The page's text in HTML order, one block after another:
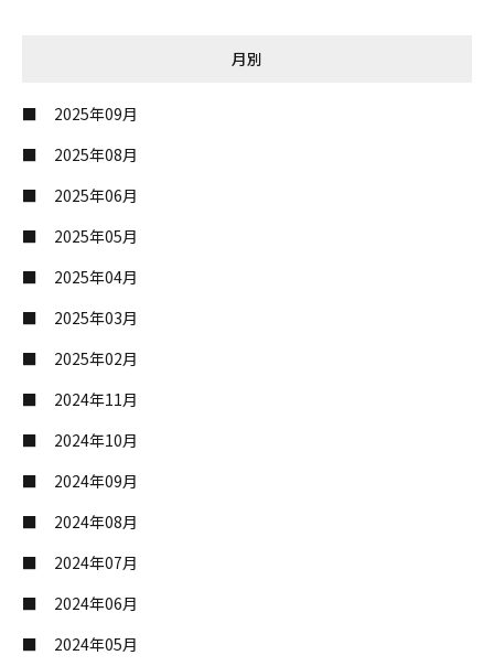
月別
2025年09月
2025年08月
2025年06月
2025年05月
2025年04月
2025年03月
2025年02月
2024年11月
2024年10月
2024年09月
2024年08月
2024年07月
2024年06月
2024年05月